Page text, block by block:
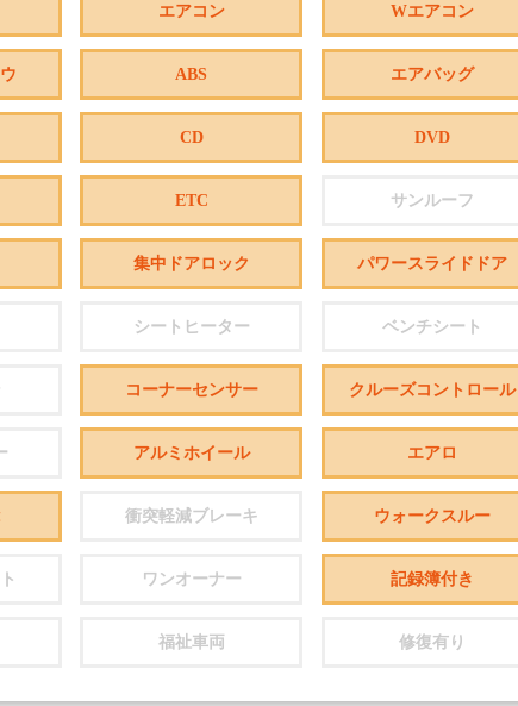
エアコン Wエアコン
ABS エアバッグ
CD DVD
ETC サンルーフ
集中ドアロック パワースライドドア
シートヒーター ベンチシート
コーナーセンサー クルーズコントロール
アルミホイール エアロ
衝突軽減ブレーキ ウォークスルー
ワンオーナー 記録簿付き
福祉車両 修復有り